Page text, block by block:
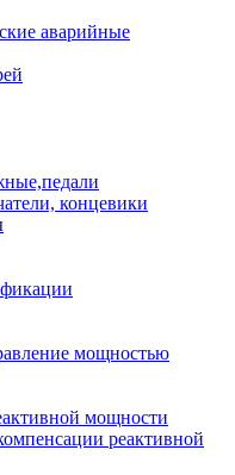
аварийные
концевики
мощностью
мощности
реактивной